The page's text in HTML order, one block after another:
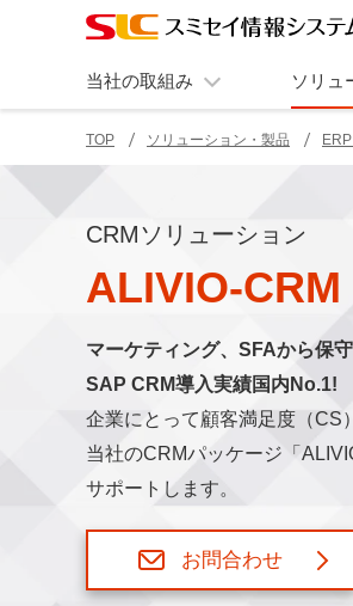
当社の取組み ソリュ
TOP ソリューション・製品
CRMソリューション
ALIVIO-CRM
マーケティング、SFAから保
SAP CRM導入実績国内No.1!
企業にとって顧客満足度（CS
当社のCRMパッケージ「
サポートします。
お問合わせ